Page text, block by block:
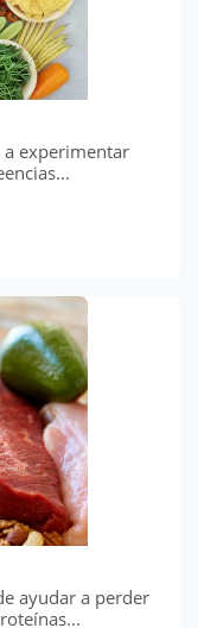
a experimentar
ayudar a perder